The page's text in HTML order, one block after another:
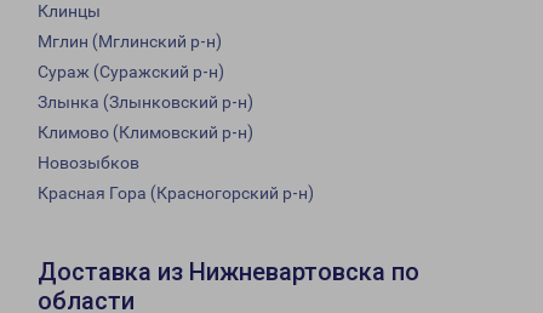
Клинцы
Мглин (Мглинский р-н)
Сураж (Суражский р-н)
Злынка (Злынковский р-н)
Климово (Климовский р-н)
Новозыбков
Красная Гора (Красногорский р-н)
Доставка из Нижневартовска по
области